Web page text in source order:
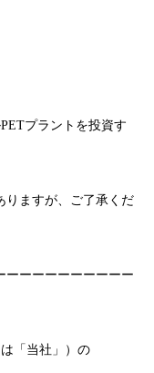
プラントを投資す
りますが、ご了承くだ
ーーーーーーーーーー
「当社」）の